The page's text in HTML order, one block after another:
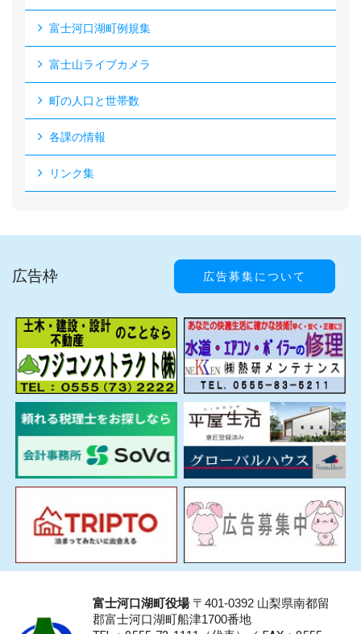
富士河口湖町例規集
富士山ライブカメラ
町の人口と世帯数
各課の情報
リンク集
広告枠 広告募集について
富士河口湖町役場〒401-0392 山梨県南都留
郡富士河口湖町船津1700番地